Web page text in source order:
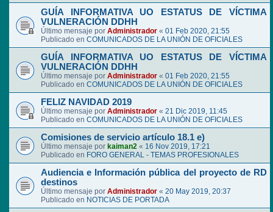
GUÍA INFORMATIVA UO ESTATUS DE VÍCTIMA
VULNERACIÓN DDHH
Último mensaje por Administrador « 01 Feb 2020, 21:55
Publicado en COMUNICADOS DE LA UNIÓN DE OFICIALES
GUÍA INFORMATIVA UO ESTATUS DE VÍCTIMA
VULNERACIÓN DDHH
Último mensaje por Administrador « 01 Feb 2020, 21:55
Publicado en COMUNICADOS DE LA UNIÓN DE OFICIALES
FELIZ NAVIDAD 2019
Último mensaje por Administrador « 21 Dic 2019, 11:45
Publicado en COMUNICADOS DE LA UNIÓN DE OFICIALES
Comisiones de servicio artículo 18.1 e)
Último mensaje por kaiman2 « 16 Nov 2019, 17:21
Publicado en FORO GENERAL - TEMAS PROFESIONALES
Audiencia e Información pública del proyecto de RD
destinos
Último mensaje por Administrador « 20 May 2019, 20:37
Publicado en NOTICIAS DE PORTADA